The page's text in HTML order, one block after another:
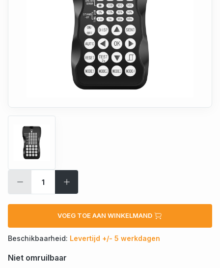
VOEG TOE AAN WINKELMAND
Beschikbaarheid: Levertijd +/- 5 werkdagen
Niet omruilbaar